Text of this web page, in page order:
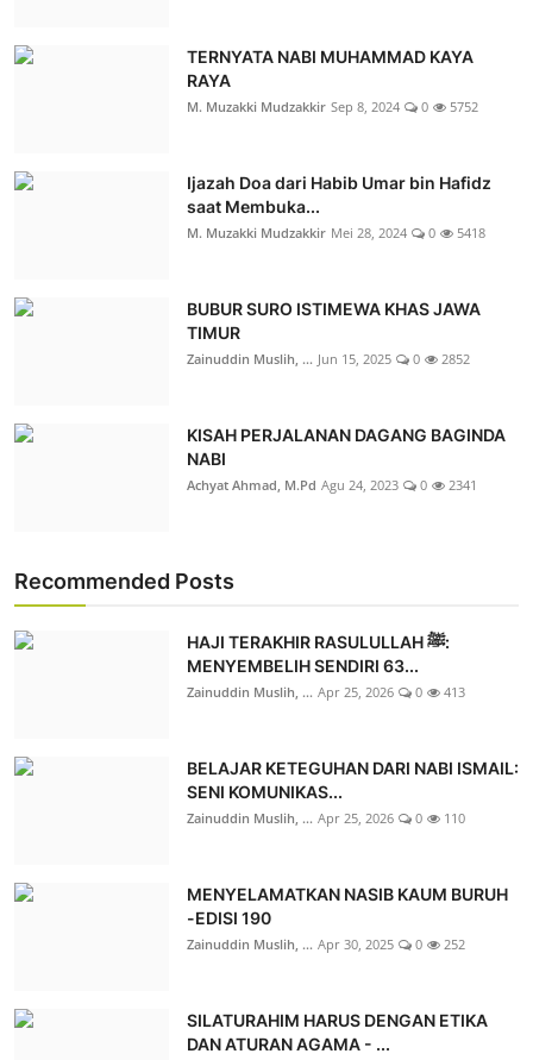
TERNYATA NABI MUHAMMAD KAYA
RAYA
M. Muzakki Mudzakkir Sep 8, 2024 0 5752
Ijazah Doa dari Habib Umar bin Hafidz
saat Membuka...
M. Muzakki Mudzakkir Mei 28, 2024 0 5418
BUBUR SURO ISTIMEWA KHAS JAWA
TIMUR
Zainuddin Muslih, ... Jun 15, 2025 0 2852
KISAH PERJALANAN DAGANG BAGINDA
NABI
Achyat Ahmad, M.Pd Agu 24, 2023 0 2341
Recommended Posts
HAJI TERAKHIR RASULULLAH ﷺ:
MENYEMBELIH SENDIRI 63...
Zainuddin Muslih, ... Apr 25, 2026 0 413
BELAJAR KETEGUHAN DARI NABI ISMAIL:
SENI KOMUNIKAS...
Zainuddin Muslih, ... Apr 25, 2026 0 110
MENYELAMATKAN NASIB KAUM BURUH
-EDISI 190
Zainuddin Muslih, ... Apr 30, 2025 0 252
SILATURAHIM HARUS DENGAN ETIKA
DAN ATURAN AGAMA - ...